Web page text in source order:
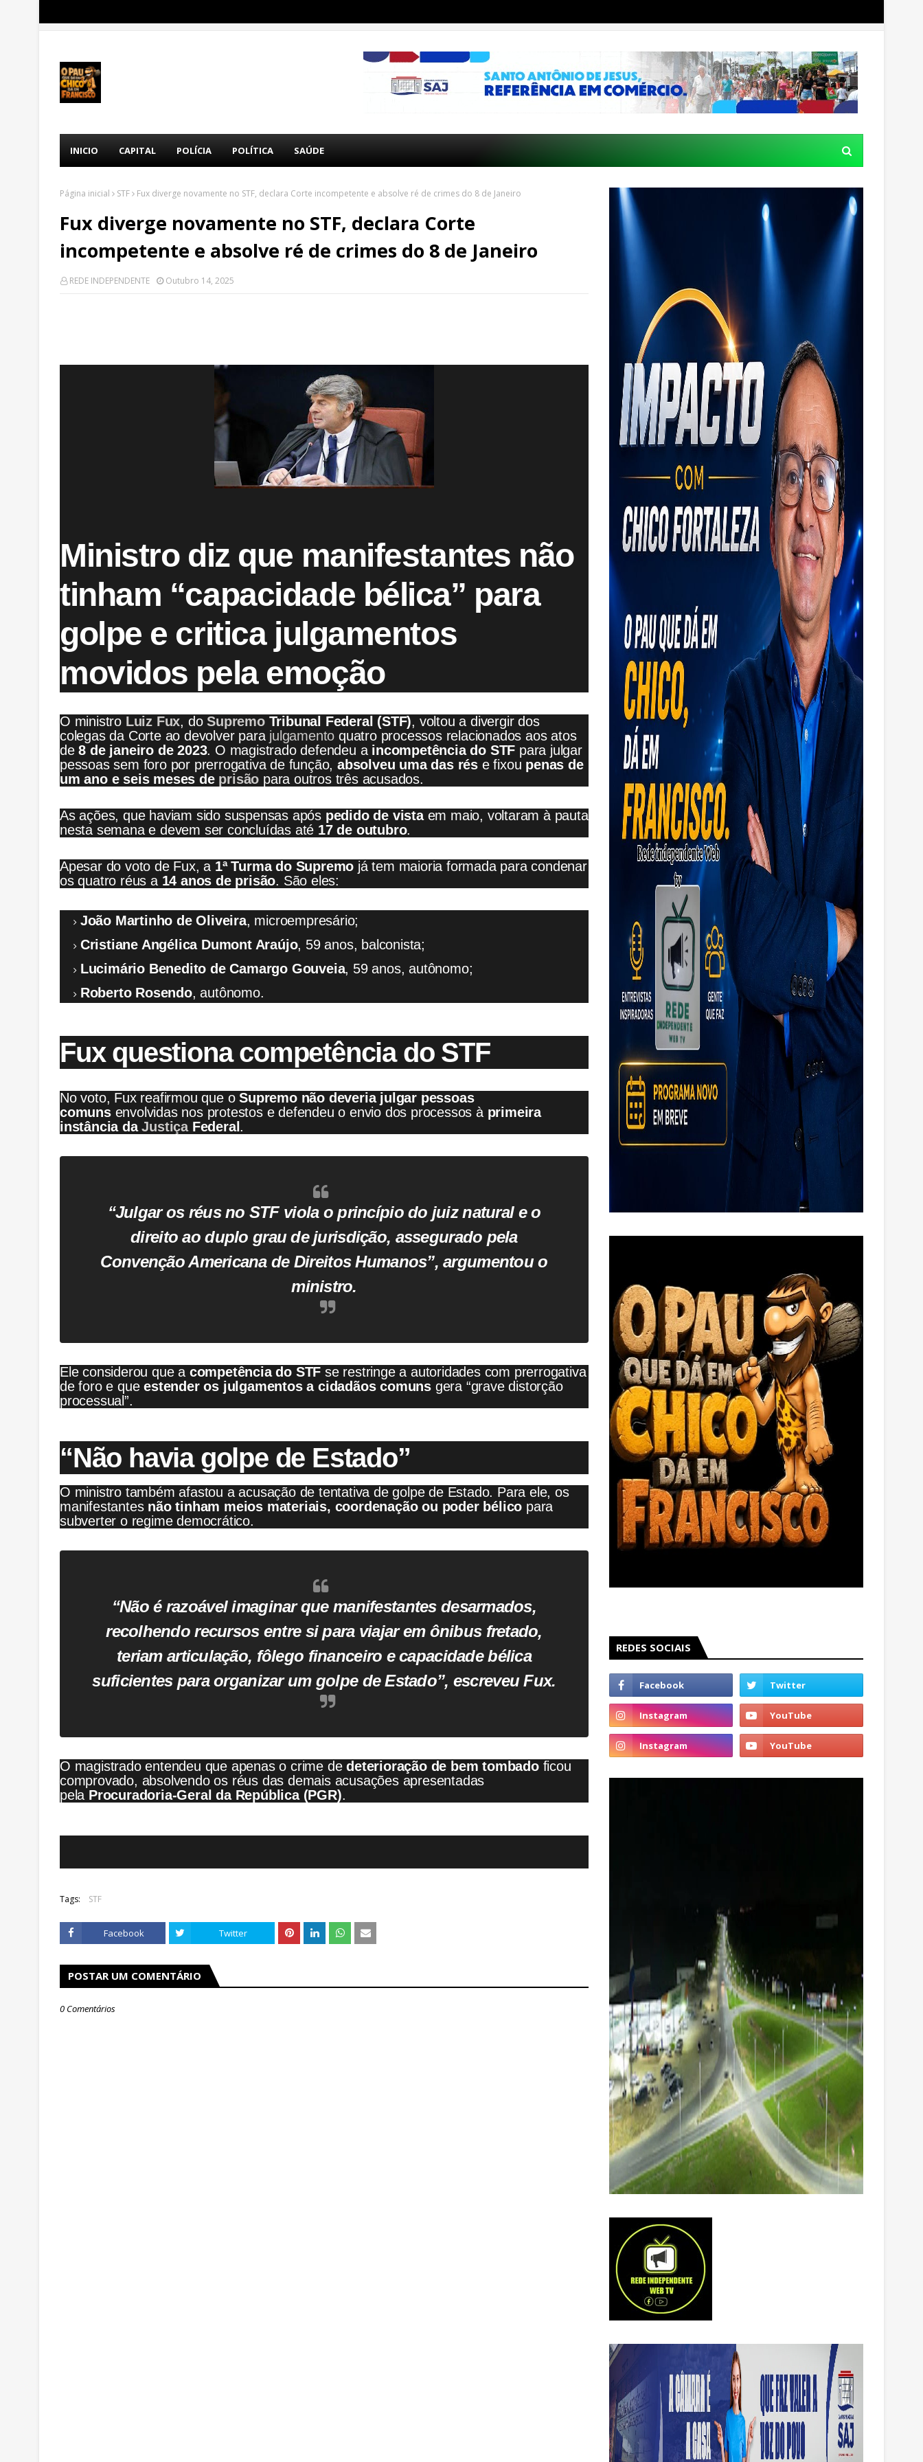
INICIO CAPITAL POLÍCIA POLÍTICA SAÚDE
Página inicial STF Fux diverge novamente no STF, declara Corte incompetente e absolve ré de crimes do 8 de Janeiro
Fux diverge novamente no STF, declara Corte
incompetente e absolve ré de crimes do 8 de Janeiro
REDE INDEPENDENTE Outubro 14, 2025
Ministro diz que manifestantes não
tinham “capacidade bélica” para
golpe e critica julgamentos
movidos pela emoção
O ministro Luiz Fux, doSupremoTribunal Federal (STF), voltou a divergir dos
colegas da Corte ao devolver para julgamento quatro processos relacionados aos atos
de8 de janeiro de 2023. O magistrado defendeu a incompetência do STF para julgar
pessoas sem foro por prerrogativa de função, absolveu uma das rés e fixou penas de
um ano e seis meses de prisão para outros três acusados.
As ações, que haviam sido suspensas após pedido de vistaem maio, voltaram à pauta
nesta semana e devem ser concluídas até 17 de outubro.
Apesar do voto de Fux, a 1ª Turma do Supremo já tem maioria formada para condenar
os quatro réus a 14 anos de prisão. São eles:
João Martinho de Oliveira, microempresário;
Cristiane Angélica Dumont Araújo, 59 anos, balconista;
Lucimário Benedito de Camargo Gouveia, 59 anos, autônomo;
Roberto Rosendo, autônomo.
Fux questiona competência do STF
No voto, Fux reafirmou que oSupremo não deveria julgar pessoas
comunsenvolvidas nos protestos e defendeu o envio dos processos à primeira
instância daJustiçaFederal .
“Julgar os réus no STF viola o princípio do juiz natural e o
direito ao duplo grau de jurisdição, assegurado pela
Convenção Americana de Direitos Humanos”, argumentou o
ministro.
Ele considerou que a competência do STF se restringe a autoridades com prerrogativa
de foro e queestender os julgamentos a cidadãos comuns gera “grave distorção
processual”.
“Não havia golpe de Estado”
O ministro também afastou a acusação de tentativa de golpe de Estado. Para ele, os
manifestantes não tinham meios materiais, coordenação ou poder bélico para
subverter o regime democrático.
“Não é razoável imaginar que manifestantes desarmados,
recolhendo recursos entre si para viajar em ônibus fretado,
teriam articulação, fôlego financeiro e capacidade bélica
suficientes para organizar um golpe de Estado”, escreveu Fux.
O magistrado entendeu que apenas o crime dedeterioração de bem tombadoficou
comprovado, absolvendo os réus das demais acusações apresentadas
pela Procuradoria-Geral da República (PGR).
Tags: STF
Facebook Twitter
POSTAR UM COMENTÁRIO
0 Comentários
REDES SOCIAIS